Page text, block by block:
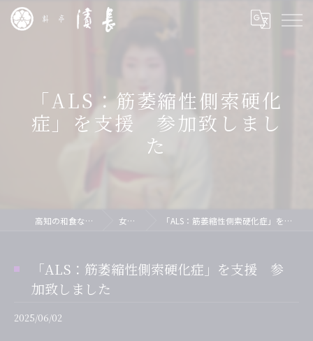
「ALS：筋萎縮性側索硬化
症」を支援 参加致しまし
た
高知の和食なら料亭 濱長 女将の間 「ALS：筋萎縮性側索硬化症」を支援 参加致しました
「ALS：筋萎縮性側索硬化症」を支援 参
加致しました
2025/06/02